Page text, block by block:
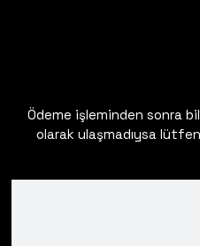
Ödeme işleminden sonra
olarak ulaşmadıysa